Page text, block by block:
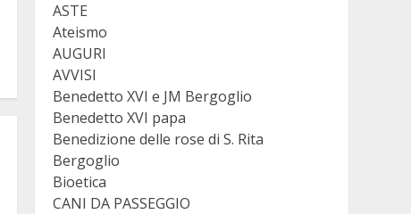
ASTE
Ateismo
AUGURI
AVVISI
Benedetto XVI e JM Bergoglio
Benedetto XVI papa
Benedizione delle rose di S. Rita
Bergoglio
Bioetica
CANI DA PASSEGGIO